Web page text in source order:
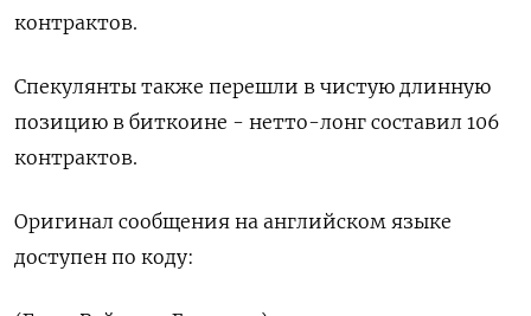
контрактов.
Спекулянты ‍также перешли ‍в чистую длинную
позицию в биткоине - ‍нетто-лонг составил 106
контрактов.
Оригинал сообщения на английском языке
⁠доступен по коду: